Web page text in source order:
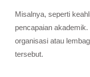
Misalnya, seperti
pencapaian
organisasi atau
tersebut.